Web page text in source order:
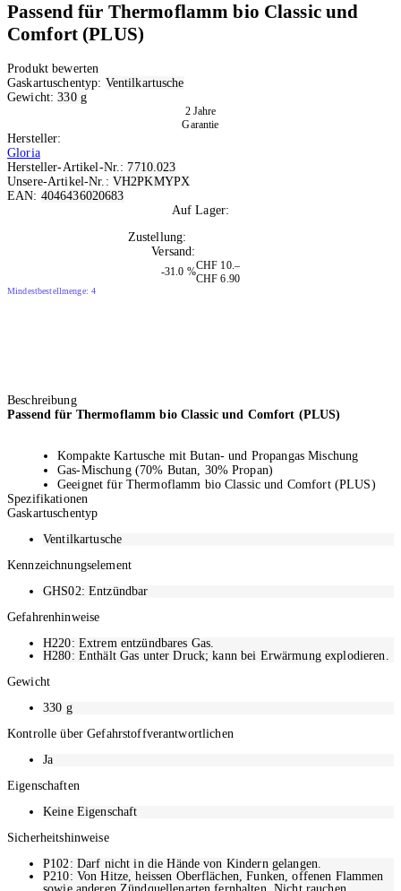
Passend für Thermoflamm bio Classic und
Comfort (PLUS)
Produkt bewerten
Gaskartuschentyp: Ventilkartusche
Gewicht:330 g
2 Jahre
Garantie
Hersteller:
Gloria
Hersteller-Artikel-Nr.: 7710.023
Unsere-Artikel-Nr.: VH2PKMYPX
EAN: 4046436020683
Auf Lager:
Zustellung:
Versand:
-31.0 %
CHF 10.–
CHF 6.90
Mindestbestellmenge: 4
Beschreibung
Passend für Thermoflamm bio Classic und Comfort (PLUS)
Kompakte Kartusche mit Butan- und Propangas Mischung
Gas-Mischung (70% Butan, 30% Propan)
Geeignet für Thermoflamm bio Classic und Comfort (PLUS)
Inhalt: 600 ml
Nettogewicht: 330 g
Spezifikationen
Gaskartuschentyp
Ventilkartusche
Kennzeichnungselement
GHS02: Entzündbar
Gefahrenhinweise
H220: Extrem entzündbares Gas.
H280: Enthält Gas unter Druck; kann bei Erwärmung explodieren.
Gewicht
330 g
Kontrolle über Gefahrstoffverantwortlichen
Ja
Eigenschaften
Keine Eigenschaft
Sicherheitshinweise
P102: Darf nicht in die Hände von Kindern gelangen.
P210: Von Hitze, heissen Oberflächen, Funken, offenen Flammen